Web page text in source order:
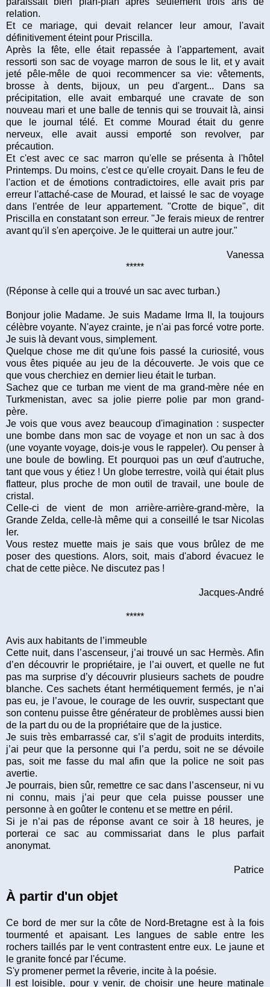
relation.
Et ce mariage, qui devait relancer leur amour, l'avait
définitivement éteint pour Priscilla.
Après la fête, elle était repassée à l'appartement, avait
ressorti son sac de voyage marron de sous le lit, et y avait
jeté pêle-mêle de quoi recommencer sa vie: vêtements,
brosse à dents, bijoux, un peu d'argent... Dans sa
précipitation, elle avait embarqué une cravate de son
nouveau mari et une balle de tennis qui se trouvait là, ainsi
que le journal télé. Et comme Mourad était du genre
nerveux, elle avait aussi emporté son revolver, par
précaution.
Et c'est avec ce sac marron qu'elle se présenta à l'hôtel
Printemps. Du moins, c'est ce qu'elle croyait. Dans le feu de
l'action et de émotions contradictoires, elle avait pris par
erreur l'attaché-case de Mourad, et laissé le sac de voyage
dans l'entrée de leur appartement. "Crotte de bique", dit
Priscilla en constatant son erreur. "Je ferais mieux de rentrer
avant qu'il s'en aperçoive. Je le quitterai un autre jour."
Vanessa
*****
(Réponse à celle qui a trouvé un sac avec turban.)
Bonjour jolie Madame. Je suis Madame Irma II, la toujours
célèbre voyante. N'ayez crainte, je n'ai pas forcé votre porte.
Je suis là devant vous, simplement.
Quelque chose me dit qu'une fois passé la curiosité, vous
vous êtes piquée au jeu de la découverte. Je vois que ce
que vous cherchiez en dernier lieu était le turban.
Sachez que ce turban me vient de ma grand-mère née en
Turkmenistan, avec sa jolie pierre polie par mon grand-
père.
Je vois que vous avez beaucoup d'imagination : suspecter
une bombe dans mon sac de voyage et non un sac à dos
(une voyante voyage, dois-je vous le rappeler). Ou penser à
une boule de bowling. Et pourquoi pas un œuf d'autruche,
tant que vous y étiez ! Un globe terrestre, voilà qui était plus
flatteur, plus proche de mon outil de travail, une boule de
cristal.
Celle-ci de vient de mon arrière-arrière-grand-mère, la
Grande Zelda, celle-là même qui a conseillé le tsar Nicolas
Ier.
Vous restez muette mais je sais que vous brûlez de me
poser des questions. Alors, soit, mais d'abord évacuez le
chat de cette pièce. Ne discutez pas !
Jacques-André
*****
Avis aux habitants de l’immeuble
Cette nuit, dans l’ascenseur, j’ai trouvé un sac Hermès. Afin
d’en découvrir le propriétaire, je l’ai ouvert, et quelle ne fut
pas ma surprise d’y découvrir plusieurs sachets de poudre
blanche. Ces sachets étant hermétiquement fermés, je n’ai
pas eu, je l’avoue, le courage de les ouvrir, suspectant que
son contenu puisse être générateur de problèmes aussi bien
de la part du ou de la propriétaire que de la justice.
Je suis très embarrassé car, s’il s’agit de produits interdits,
j’ai peur que la personne qui l’a perdu, soit ne se dévoile
pas, soit me fasse du mal afin que la police ne soit pas
avertie.
Je pourrais, bien sûr, remettre ce sac dans l’ascenseur, ni vu
ni connu, mais j’ai peur que cela puisse pousser une
personne à en goûter le contenu et se mettre en péril.
Si je n’ai pas de réponse avant ce soir à 18 heures, je
porterai ce sac au commissariat dans le plus parfait
anonymat.
Patrice
À partir d'un objet
Ce bord de mer sur la côte de Nord-Bretagne est à la fois
tourmenté et apaisant. Les langues de sable entre les
rochers taillés par le vent contrastent entre eux. Le jaune et
le granite foncé par l'écume.
S'y promener permet la rêverie, incite à la poésie.
Il est loisible, pour y venir, de choisir une heure matinale